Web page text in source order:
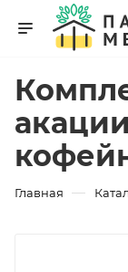
Главная —